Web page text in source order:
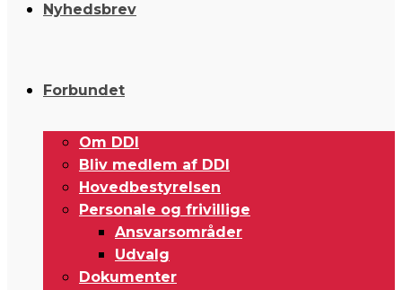
Nyhedsbrev
Forbundet
Om DDI
Bliv medlem af DDI
Hovedbestyrelsen
Personale og frivillige
Ansvarsområder
Udvalg
Dokumenter